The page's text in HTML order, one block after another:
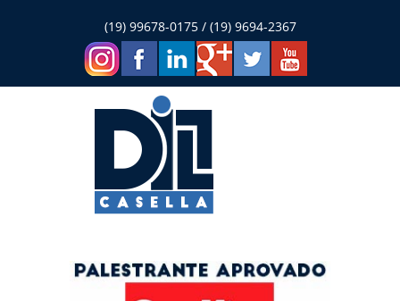
(19) 99678-0175 / (19) 9694-2367